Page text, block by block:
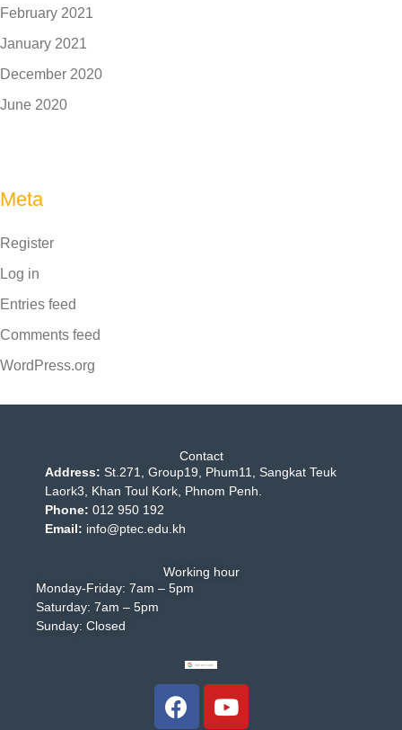
February 2021
January 2021
December 2020
June 2020
Meta
Register
Log in
Entries feed
Comments feed
WordPress.org
Contact
Address: St.271, Group19, Phum11, Sangkat Teuk
Laork3, Khan Toul Kork, Phnom Penh.
Phone: 012 950 192
Email: info@ptec.edu.kh
Working hour
Monday-Friday: 7am – 5pm
Saturday: 7am – 5pm
Sunday: Closed